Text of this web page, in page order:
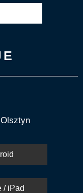
/ iPad